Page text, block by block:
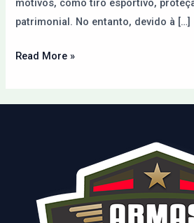
motivos, como tiro esportivo,
patrimonial. No entanto, devido à […]
Read More »